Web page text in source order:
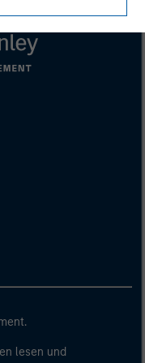
lesen und